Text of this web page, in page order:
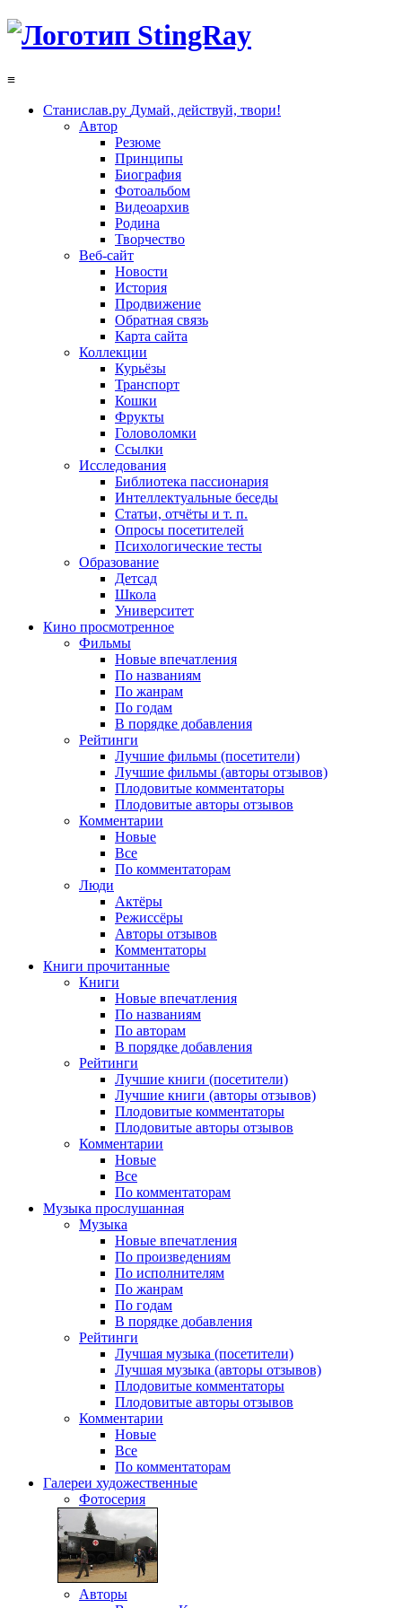
≡
Станислав.ру Думай, действуй, твори!
Автор
Резюме
Принципы
Биография
Фотоальбом
Видеоархив
Родина
Творчество
Веб-сайт
Новости
История
Продвижение
Обратная связь
Карта сайта
Коллекции
Курьёзы
Транспорт
Кошки
Фрукты
Головоломки
Ссылки
Исследования
Библиотека пассионария
Интеллектуальные беседы
Статьи, отчёты и т. п.
Опросы посетителей
Психологические тесты
Образование
Детсад
Школа
Университет
Кино просмотренное
Фильмы
Новые впечатления
По названиям
По жанрам
По годам
В порядке добавления
Рейтинги
Лучшие фильмы (посетители)
Лучшие фильмы (авторы отзывов)
Плодовитые комментаторы
Плодовитые авторы отзывов
Комментарии
Новые
Все
По комментаторам
Люди
Актёры
Режиссёры
Авторы отзывов
Комментаторы
Книги прочитанные
Книги
Новые впечатления
По названиям
По авторам
В порядке добавления
Рейтинги
Лучшие книги (посетители)
Лучшие книги (авторы отзывов)
Плодовитые комментаторы
Плодовитые авторы отзывов
Комментарии
Новые
Все
По комментаторам
Музыка прослушанная
Музыка
Новые впечатления
По произведениям
По исполнителям
По жанрам
По годам
В порядке добавления
Рейтинги
Лучшая музыка (посетители)
Лучшая музыка (авторы отзывов)
Плодовитые комментаторы
Плодовитые авторы отзывов
Комментарии
Новые
Все
По комментаторам
Галереи художественные
Фотосерия
Авторы